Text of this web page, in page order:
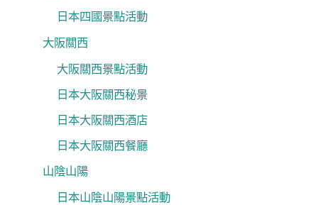
日本四國景點活動
大阪關西
大阪關西景點活動
日本大阪關西秘景
日本大阪關西酒店
日本大阪關西餐廳
山陰山陽
日本山陰山陽景點活動